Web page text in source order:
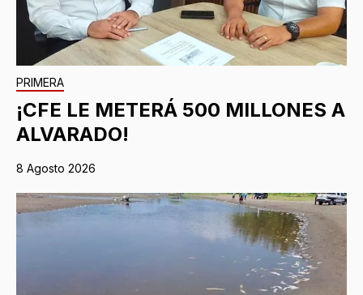
PRIMERA
¡CFE LE METERÁ 500 MILLONES A
ALVARADO!
8 Agosto 2026